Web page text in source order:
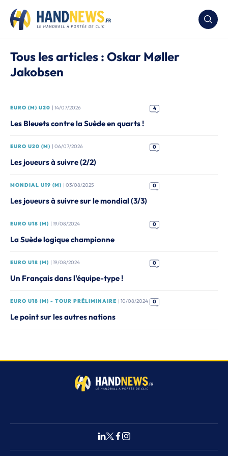
Tous les articles : Oskar Møller
Jakobsen
EURO (M) U20 | 14/07/2026 4
Les Bleuets contre la Suède en quarts !
EURO U20 (M) | 06/07/2026 0
Les joueurs à suivre (2/2)
MONDIAL U19 (M) | 03/08/2025 0
Les joueurs à suivre sur le mondial (3/3)
EURO U18 (M) | 19/08/2024 0
La Suède logique championne
EURO U18 (M) | 19/08/2024 0
Un Français dans l'équipe-type !
EURO U18 (M) - TOUR PRÉLIMINAIRE | 10/08/2024 0
Le point sur les autres nations